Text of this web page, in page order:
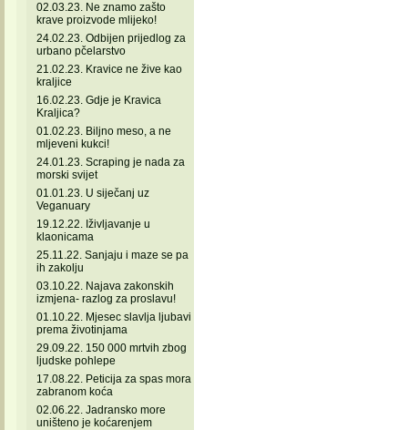
02.03.23. Ne znamo zašto
krave proizvode mlijeko!
24.02.23. Odbijen prijedlog za
urbano pčelarstvo
21.02.23. Kravice ne žive kao
kraljice
16.02.23. Gdje je Kravica
Kraljica?
01.02.23. Biljno meso, a ne
mljeveni kukci!
24.01.23. Scraping je nada za
morski svijet
01.01.23. U siječanj uz
Veganuary
19.12.22. Iživljavanje u
klaonicama
25.11.22. Sanjaju i maze se pa
ih zakolju
03.10.22. Najava zakonskih
izmjena- razlog za proslavu!
01.10.22. Mjesec slavlja ljubavi
prema životinjama
29.09.22. 150 000 mrtvih zbog
ljudske pohlepe
17.08.22. Peticija za spas mora
zabranom koća
02.06.22. Jadransko more
uništeno je koćarenjem